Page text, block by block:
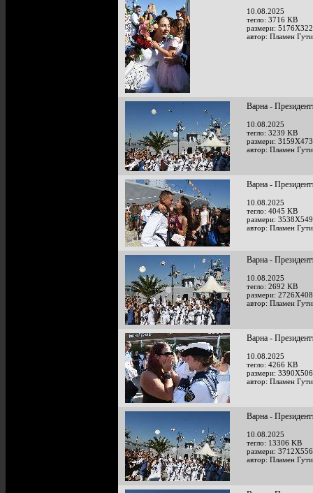
10.08.2025
тегло: 3716 KB
размери:
автор: Пламен
Варна -
10.08.2025
тегло: 3239 KB
размери:
автор: Пламен
Варна -
10.08.2025
тегло: 4045 KB
размери:
автор: Пламен
Варна -
10.08.2025
тегло: 2692 KB
размери:
автор: Пламен
Варна -
10.08.2025
тегло: 4266 KB
размери:
автор: Пламен
Варна -
10.08.2025
тегло: 13306 KB
размери:
автор: Пламен